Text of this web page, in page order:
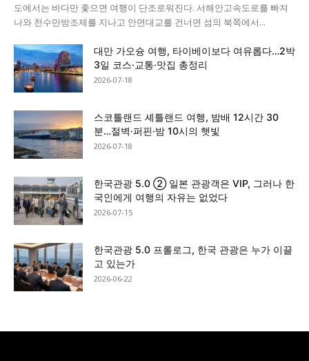
도에서는 바다만 좇으면 여행이 단조로워진다. 서해안고속도로를 빠져
나와 천수만방조제를 지나고 안면대교를 건너면 섬의 북쪽에서...
대만 가오슝 여행, 타이베이보다 여유롭다…2박
3일 코스·교통·맛집 총정리
2026-07-18
스코틀랜드 셰틀랜드 여행, 밤배 12시간 30
분…절벽·퍼핀·밤 10시의 햇빛
2026-07-18
한국관광 5.0 ② 일본 관광객은 VIP, 그러나 한
국인에게 여행의 자유는 없었다
2026-07-15
한국관광 5.0 프롤로그, 한국 관광은 누가 이끌
고 있는가
2026-06-22